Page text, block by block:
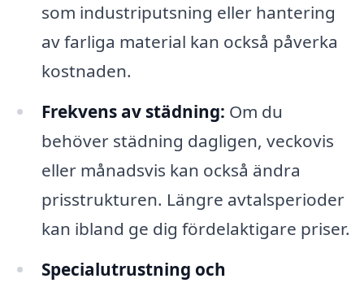
som industriputsning eller hantering
av farliga material kan också påverka
kostnaden.
Frekvens av städning: Om du
behöver städning dagligen, veckovis
eller månadsvis kan också ändra
prisstrukturen. Längre avtalsperioder
kan ibland ge dig fördelaktigare priser.
Specialutrustning och